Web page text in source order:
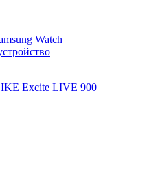
Watch